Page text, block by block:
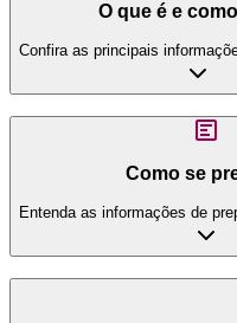
O que é e
Confira as principais
Como se
Entenda as informações de